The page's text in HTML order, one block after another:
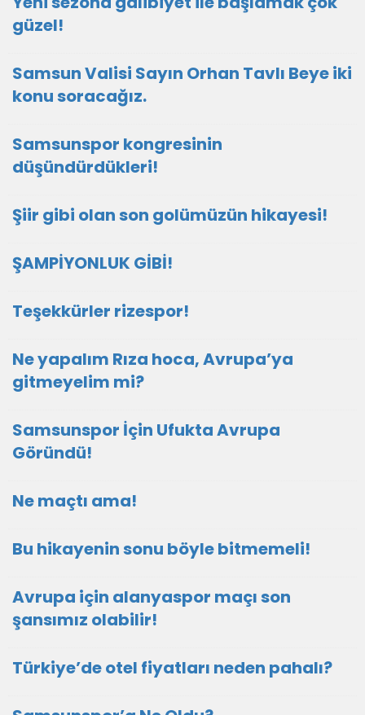
güzel!
Samsun Valisi Sayın Orhan Tavlı Beye iki
konu soracağız.
Samsunspor kongresinin
düşündürdükleri!
Şiir gibi olan son golümüzün hikayesi!
ŞAMPİYONLUK GİBİ!
Teşekkürler rizespor!
Ne yapalım Rıza hoca, Avrupa’ya
gitmeyelim mi?
Samsunspor İçin Ufukta Avrupa
Göründü!
Ne maçtı ama!
Bu hikayenin sonu böyle bitmemeli!
Avrupa için alanyaspor maçı son
şansımız olabilir!
Türkiye’de otel fiyatları neden pahalı?